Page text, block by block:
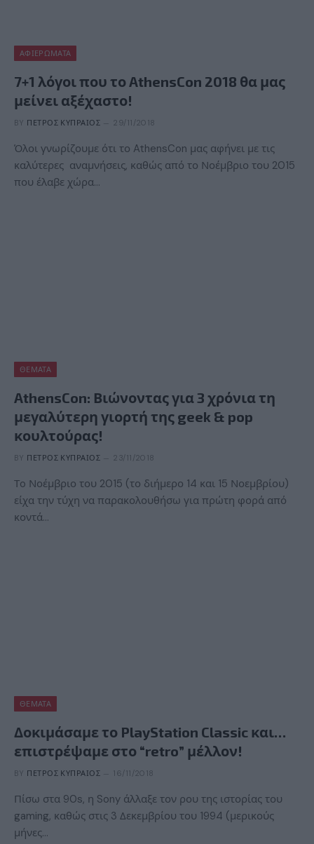
ΑΦΙΕΡΏΜΑΤΑ
7+1 λόγοι που το AthensCon 2018 θα μας
μείνει αξέχαστο!
BY ΠΈΤΡΟΣ ΚΥΠΡΑΊΟΣ 29/11/2018
Όλοι γνωρίζουμε ότι το AthensCon μας αφήνει με τις
καλύτερες αναμνήσεις, καθώς από το Νοέμβριο του 2015
που έλαβε χώρα…
ΘΈΜΑΤΑ
AthensCon: Βιώνοντας για 3 χρόνια τη
μεγαλύτερη γιορτή της geek & pop
κουλτούρας!
BY ΠΈΤΡΟΣ ΚΥΠΡΑΊΟΣ 23/11/2018
Τo Νοέμβριο του 2015 (το διήμερο 14 και 15 Νοεμβρίου)
είχα την τύχη να παρακολουθήσω για πρώτη φορά από
κοντά…
ΘΈΜΑΤΑ
Δοκιμάσαμε το PlayStation Classic και…
επιστρέψαμε στο “retro” μέλλον!
BY ΠΈΤΡΟΣ ΚΥΠΡΑΊΟΣ 16/11/2018
Πίσω στα 90s, η Sony άλλαξε τον ρου της ιστορίας του
gaming, καθώς στις 3 Δεκεμβρίου του 1994 (μερικούς
μήνες…